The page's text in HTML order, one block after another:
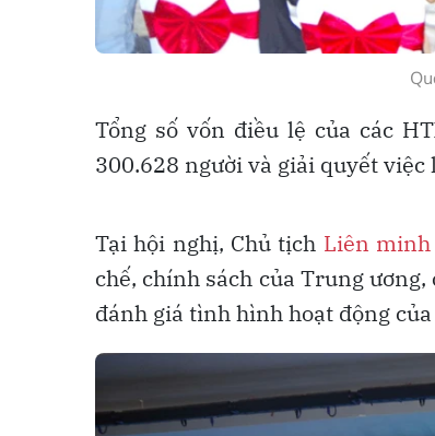
Tổng số vốn điều lệ của các
300.628 người và giải quyết
Tại hội nghị, Chủ tịch Liên minh
chế, chính sách của Trung
đánh giá tình hình hoạt động